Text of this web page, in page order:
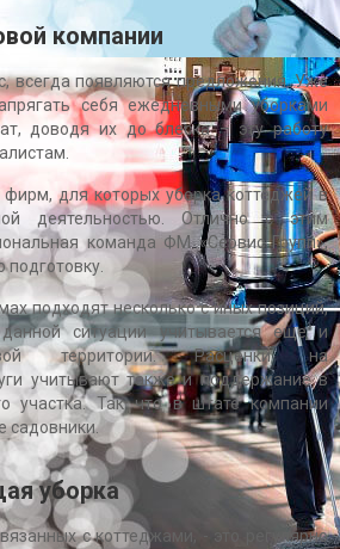
систем
систем зданий
компании
всегда появляются предложения. Уже
себя ежедневными уборками
доводя их до блеска – эту работу
для которых уборка коттеджей в
деятельностью. Отлично с этим
команда ФМ «Сервис Групп»,
подходят несколько с иных позиций,
ситуации учитывается еще и
территории. Расценки на
учитывают также и поддержание в
участка. Так что в штате компании
садовники.
уборка
с коттеджами, - это регулярно